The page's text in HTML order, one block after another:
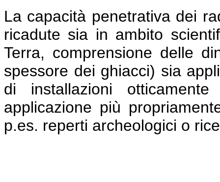
La capacità penetrativa dei
ricadute sia in ambito
Terra, comprensione delle
spessore dei ghiacci) sia
di installazioni
applicazione più
p.es. reperti archeologici o